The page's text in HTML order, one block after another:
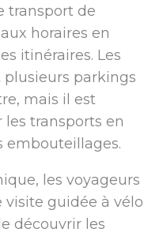
transport de
horaires en
itinéraires. Les
parkings
mais il est
transports en
embouteillages.
les voyageurs
guidée à vélo
découvrir les